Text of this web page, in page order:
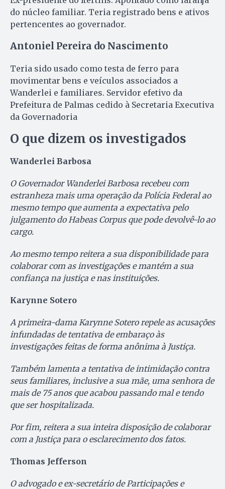
do núcleo familiar. Teria registrado bens e ativos
pertencentes ao governador.
Antoniel Pereira do Nascimento
Teria sido usado como testa de ferro para
movimentar bens e veículos associados a
Wanderlei e familiares. Servidor efetivo da
Prefeitura de Palmas cedido à Secretaria Executiva
da Governadoria
O que dizem os investigados
Wanderlei Barbosa
O Governador Wanderlei Barbosa recebeu com
estranheza mais uma operação da Polícia Federal ao
mesmo tempo que aumenta a expectativa pelo
julgamento do Habeas Corpus que pode devolvê-lo ao
cargo.
Ao mesmo tempo reitera a sua disponibilidade para
colaborar com as investigações e mantém a sua
confiança na justiça e nas instituições.
Karynne Sotero
A primeira-dama Karynne Sotero repele as acusações
infundadas de tentativa de embaraço às
investigações feitas de forma anônima à Justiça.
Também lamenta a tentativa de intimidação contra
seus familiares, inclusive a sua mãe, uma senhora de
mais de 75 anos que acabou passando mal e tendo
que ser hospitalizada.
Por fim, reitera a sua inteira disposição de colaborar
com a Justiça para o esclarecimento dos fatos.
Thomas Jefferson
O advogado e ex-secretário de Participações e